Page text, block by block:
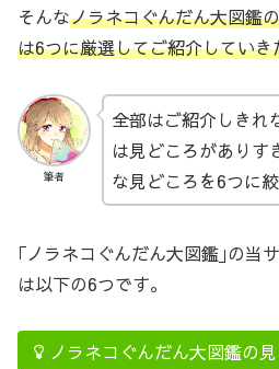
そんなノラネコぐんだん大図鑑
は6つに厳選してご紹介してい
筆者
全部はご紹介しきれ
は見どころがありす
な見どころを6つに
｢ノラネコぐんだん大図鑑｣の当
は以下の6つです。
ノラネコぐんだん大図鑑の